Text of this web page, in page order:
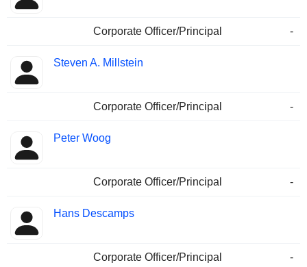
Corporate Officer/Principal -
Steven A. Millstein
Corporate Officer/Principal -
Peter Woog
Corporate Officer/Principal -
Hans Descamps
Corporate Officer/Principal -